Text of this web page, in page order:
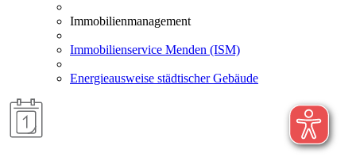
Immobilienmanagement
Immobilienservice Menden (ISM)
Energieausweise städtischer Gebäude